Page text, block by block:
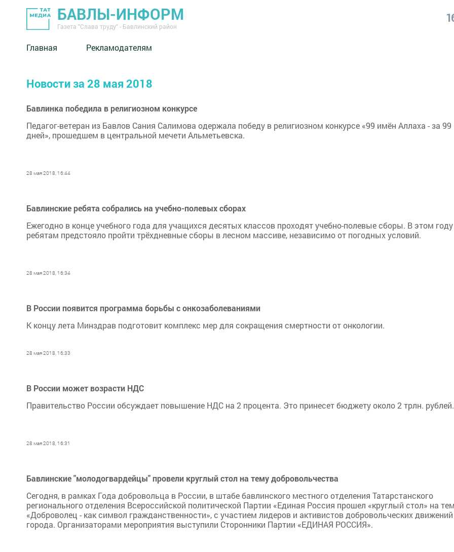
БАВЛЫ-ИНФОРМ
Газета "Слава труду" - Бавлинский район
Главная Рекламодателям
Новости за 28 мая 2018
Бавлинка победила в религиозном конкурсе
Педагог-ветеран из Бавлов Сания Салимова одержала победу в религиозном конкурсе «99 имён Аллаха - за 99
дней», прошедшем в центральной мечети Альметьевска.
28 мая 2018, 16:44
Бавлинские ребята собрались на учебно-полевых сборах
Ежегодно в конце учебного года для учащихся десятых классов проходят учебно-полевые сборы. В этом году
ребятам предстояло пройти трёхдневные сборы в лесном массиве, независимо от погодных условий.
28 мая 2018, 16:34
В России появится программа борьбы с онкозаболеваниями
К концу лета Минздрав подготовит комплекс мер для сокращения смертности от онкологии.
28 мая 2018, 16:33
В России может возрасти НДС
Правительство России обсуждает повышение НДС на 2 процента. Это принесет бюджету около 2 трлн. рублей.
28 мая 2018, 16:31
Бавлинские "молодогвардейцы" провели круглый стол на тему добровольчества
Сегодня, в рамках Года добровольца в России, в штабе бавлинского местного отделения Татарстанского
регионального отделения Всероссийской политической Партии «Единая Россия прошел «круглый стол» на
«Доброволец - как символ гражданственности», с участием лидеров и активистов добровольческих движений
города. Организаторами мероприятия выступили Сторонники Партии «ЕДИНАЯ РОССИЯ».